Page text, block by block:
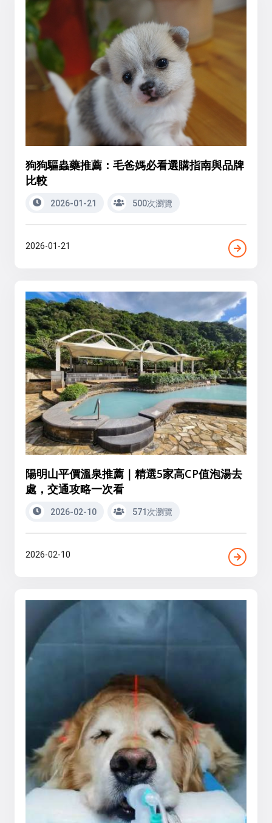
狗狗驅蟲藥推薦：毛爸媽必看選購指南與品牌
比較
2026-01-21 500次瀏覽
2026-01-21
陽明山平價溫泉推薦｜精選5家高CP值泡湯去
處，交通攻略一次看
2026-02-10 571次瀏覽
2026-02-10